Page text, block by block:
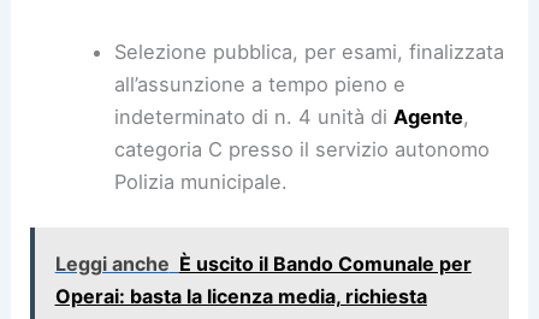
Selezione pubblica, per esami, finalizzata
all’assunzione a tempo pieno e
indeterminato di n. 4 unità di Agente,
categoria C presso il servizio autonomo
Polizia municipale.
Leggi anche È uscito il Bando Comunale per
Operai: basta la licenza media, richiesta